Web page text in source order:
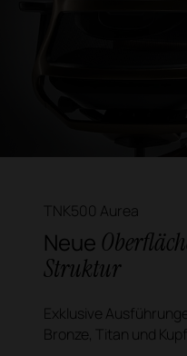
TNK500 Aurea
Neue
Struktur
Exklusive
Bronze, Titan und